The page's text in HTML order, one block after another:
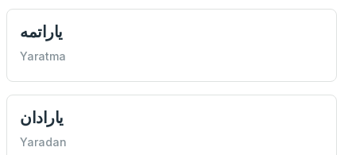
ياراتمه
Yaratma
يارادان
Yaradan